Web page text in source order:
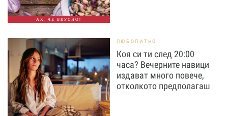
АХ, ЧЕ ВКУСНО!
ЛЮБОПИТНО
Коя си ти след 20:00
часа? Вечерните навици
издават много повече,
отколкото предполагаш